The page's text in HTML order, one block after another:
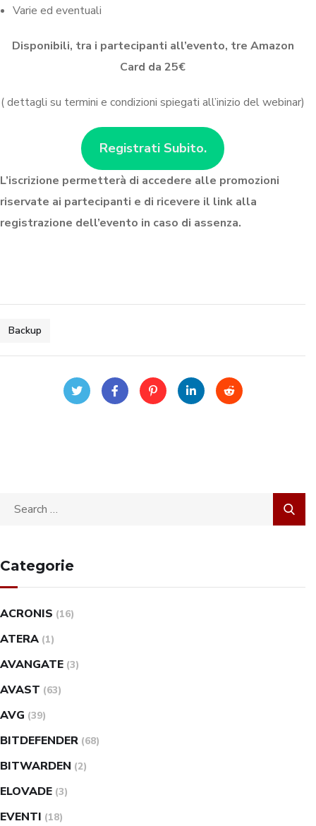
Varie ed eventuali
Disponibili, tra i partecipanti all’evento, tre Amazon
Card da 25€
( dettagli su termini e condizioni spiegati all’inizio del webinar)
Registrati Subito.
L’iscrizione permetterà di accedere alle promozioni
riservate ai partecipanti e di ricevere il link alla
registrazione dell’evento in caso di assenza.
Backup
Categorie
ACRONIS (16)
ATERA (1)
AVANGATE (3)
AVAST (63)
AVG (39)
BITDEFENDER (68)
BITWARDEN (2)
ELOVADE (3)
EVENTI (18)